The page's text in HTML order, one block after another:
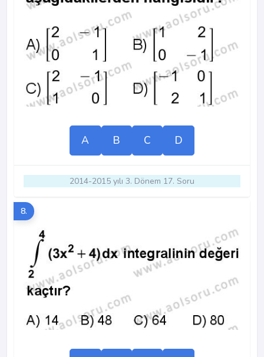
A B C D
2014-2015 yılı 3. Dönem 17. Soru
8.